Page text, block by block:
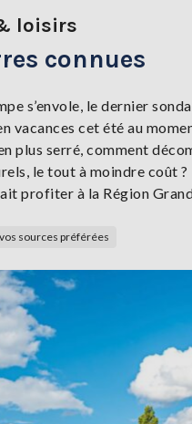
loisirs
connues
s’envole, le dernier
vacances cet été au
plus serré, comment
le tout à moindre coût
profiter à la Région Grand
sources préférées